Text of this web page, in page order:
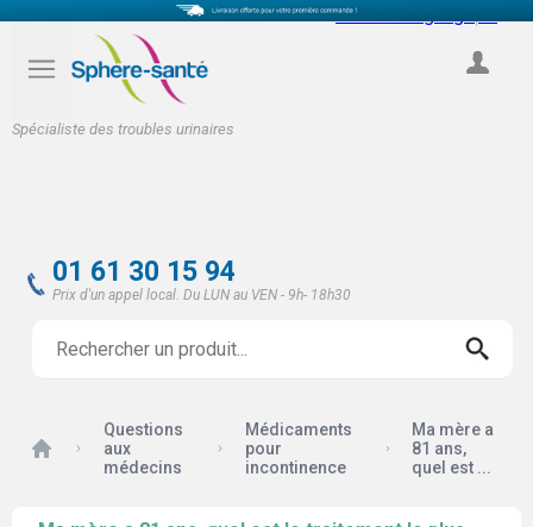
Spécialiste des troubles urinaires
Select Language
01 61 30 15 94
Prix d'un appel local. Du LUN au VEN - 9h- 18h30
Accueil
Questions
aux
médecins
Médicaments
pour
incontinence
Ma mère a
81 ans,
quel est ...